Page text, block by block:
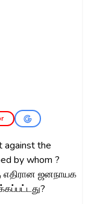
against the
by whom ?
ஜனநாயக